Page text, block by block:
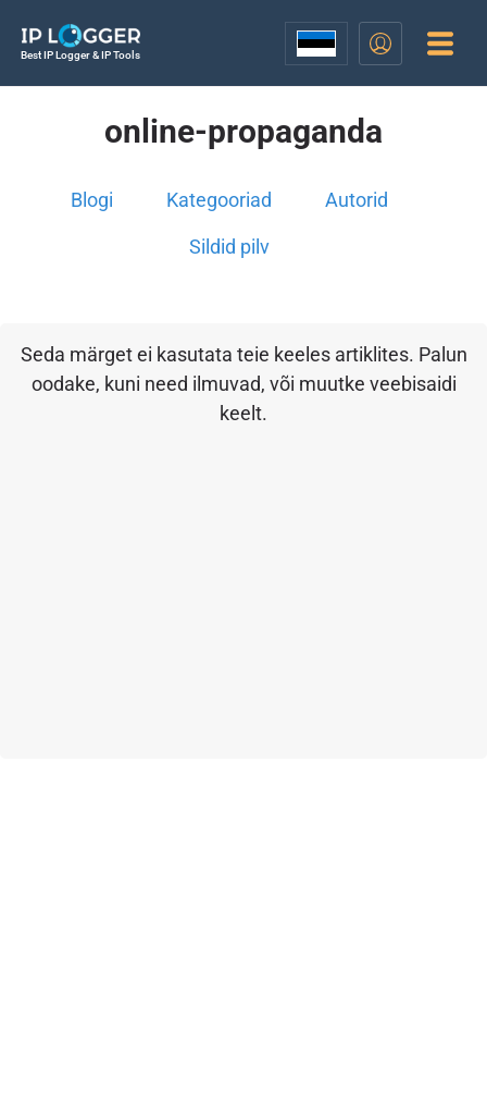
Best IP Logger & IP Tools
online-propaganda
Blogi Kategooriad Autorid
Sildid pilv